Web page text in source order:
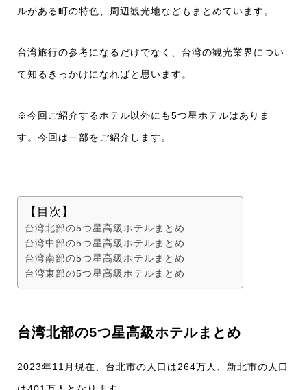
ルがある町の特色、周辺観光地などもまとめています。
台湾旅行の参考になるだけでなく、台湾の観光業界につい
て知るきっかけになればと思います。
※今回ご紹介するホテル以外にも5つ星ホテルはありま
す。今回は一部をご紹介します。
【目次】
台湾北部の5つ星高級ホテルまとめ
台湾中部の5つ星高級ホテルまとめ
台湾南部の5つ星高級ホテルまとめ
台湾東部の5つ星高級ホテルまとめ
台湾北部の5つ星高級ホテルまとめ
2023年11月現在、台北市の人口は264万人、新北市の人口